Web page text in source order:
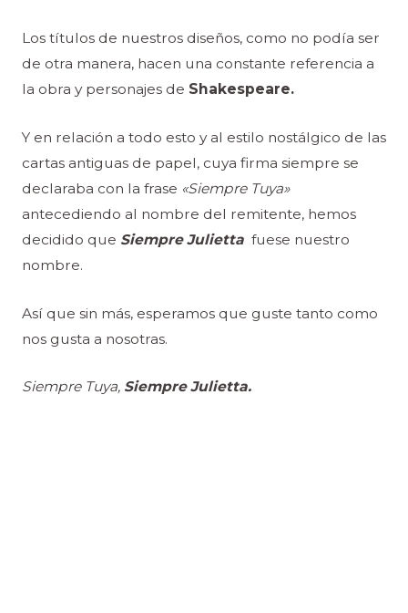
Los títulos de nuestros diseños, como no podía ser
de otra manera, hacen una constante referencia a
la obra y personajes de Shakespeare.
Y en relación a todo esto y al estilo nostálgico de las
cartas antiguas de papel, cuya firma siempre se
declaraba con la frase «Siempre Tuya»
antecediendo al nombre del remitente, hemos
decidido que Siempre Juliettafuese nuestro
nombre.
Así que sin más, esperamos que guste tanto como
nos gusta a nosotras.
Siempre Tuya,Siempre Julietta.